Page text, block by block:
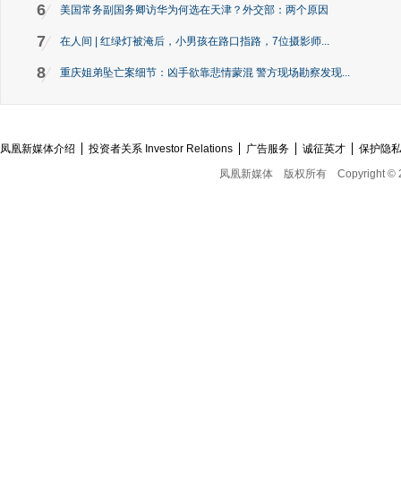
6 美国常务副国务卿访华为何选在天津？外交部：两个原因
7 在人间 | 红绿灯被淹后，小男孩在路口指路，7位摄影师...
8 重庆姐弟坠亡案细节：凶手欲靠悲情蒙混 警方现场勘察发现...
凤凰新媒体介绍 投资者关系 Investor Relations 广告服务 诚征英才
保护隐
凤凰新媒体
版权所有 Copyright ©